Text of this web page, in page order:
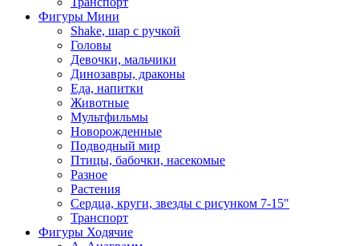
Фигуры Мини
Shake, шар с ручкой
Головы
Девочки, мальчики
Динозавры, драконы
Еда, напитки
Животные
Мультфильмы
Новорожденные
Подводный мир
Птицы, бабочки, насекомые
Разное
Растения
Сердца, круги, звезды с рисунком 7-15"
Транспорт
Фигуры Ходячие